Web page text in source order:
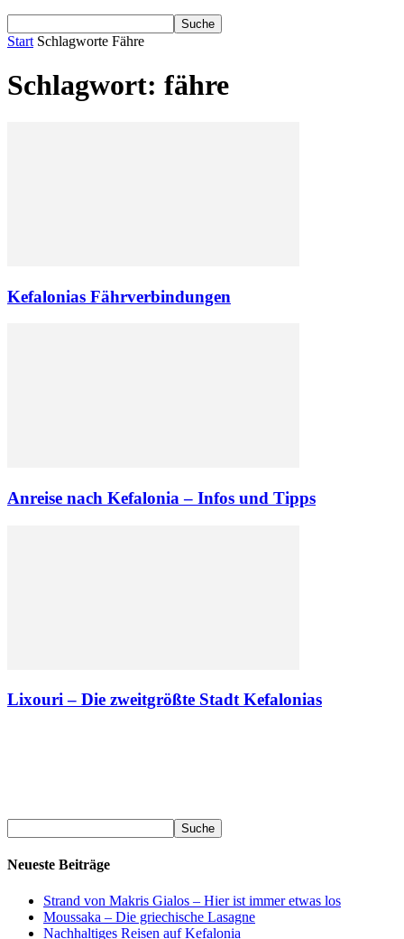
Start Schlagworte Fähre
Schlagwort: fähre
Kefalonias Fährverbindungen
Anreise nach Kefalonia – Infos und Tipps
Lixouri – Die zweitgrößte Stadt Kefalonias
Neueste Beiträge
Strand von Makris Gialos – Hier ist immer etwas los
Moussaka – Die griechische Lasagne
Nachhaltiges Reisen auf Kefalonia